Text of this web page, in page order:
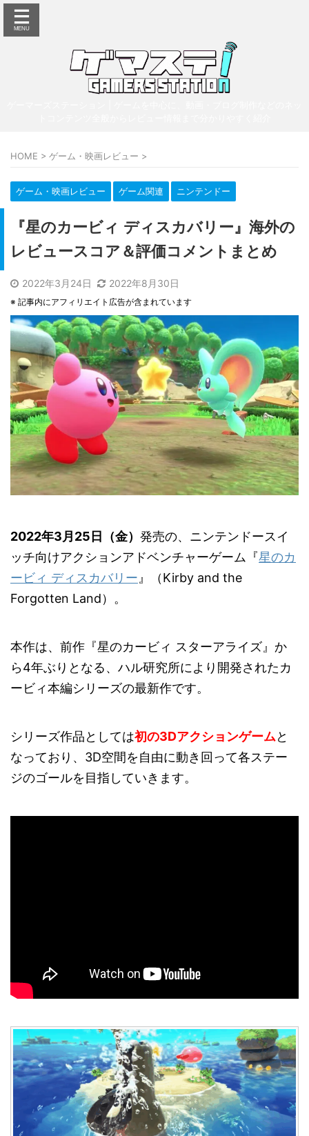
HOME > ゲーム・映画レビュー >
ゲーム・映画レビュー ゲーム関連 ニンテンドー
『星のカービィ ディスカバリー』海外の
レビュースコア＆評価コメントまとめ
2022年3月24日 2022年8月30日
※ 記事内にアフィリエイト広告が含まれています
2022年3月25日（金） 発売の、ニンテンドースイ
ッチ向けアクションアドベンチャーゲーム『星のカ
ービィ ディスカバリー』（Kirby and the
Forgotten Land）。
本作は、前作『星のカービィ スターアライズ』か
ら4年ぶりとなる、ハル研究所により開発されたカ
ービィ本編シリーズの最新作です。
シリーズ作品としては初の3Dアクションゲームと
なっており、3D空間を自由に動き回って各ステー
ジのゴールを目指していきます。